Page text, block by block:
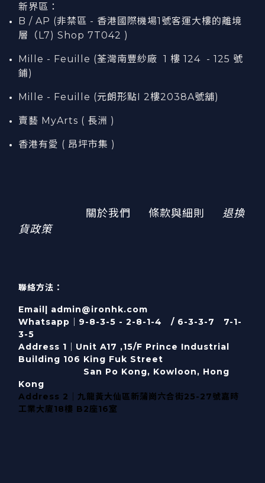
新界區：
B / AP (非禁區 - 香港國際機場1號客運大樓的離境
層（L7) Shop 7T042 )
Mille - Feuille (荃灣南豐紗廠 1 樓 124 - 125 號
鋪)
Mille - Feuille (元朗形點I 2樓2038A號舖)
賣藝 MyArts ( 長洲 )
香港有愛 ( 昂坪市集 )
關於我們 條款與細則
退換
貨政策
聯絡方法：
Email| admin@ironhk.com
Whatsapp｜9-8-3-5 - 2-8-1-4 / 6-3-3-7 7-1-
3-5
Address 1｜ Unit A17 ,15/F Prince Industrial
Building 106 King Fuk Street
San Po Kong, Kowloon, Hong
Kong
Address 2｜九龍黃大仙區新蒲崗六合街25-27號嘉時
工業大廈18樓 B2座16室